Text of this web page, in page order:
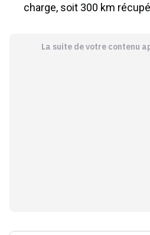
charge, soit 300 km
La suite de votre contenu